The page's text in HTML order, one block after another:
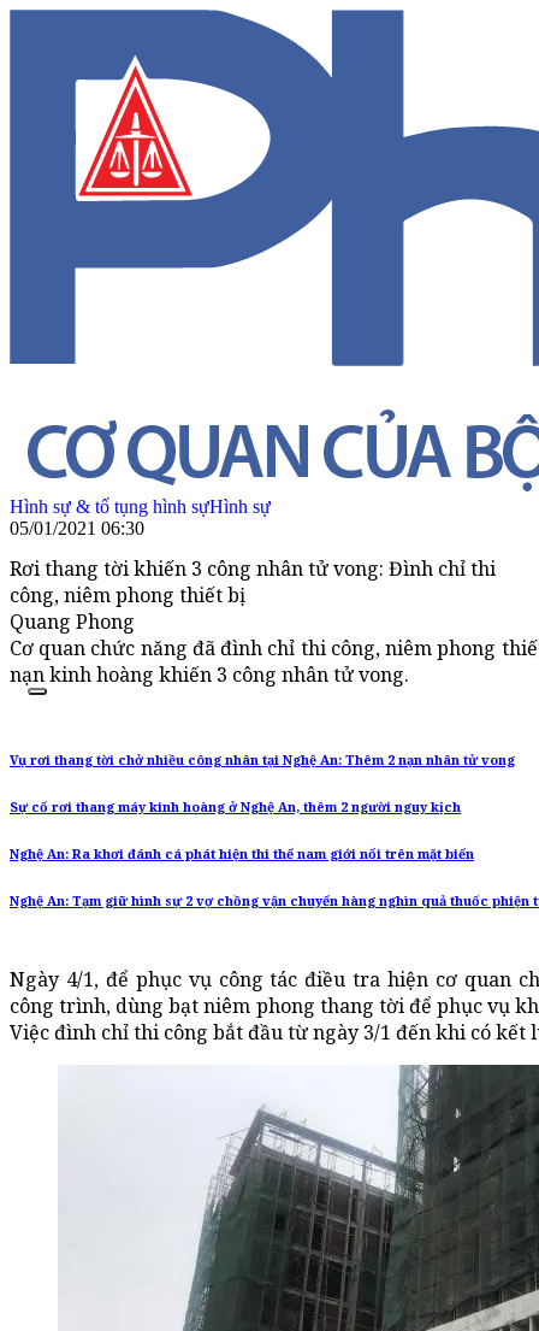
Hình sự & tố tụng hình sựHình sự
05/01/2021 06:30
Rơi thang tời khiến 3 công nhân tử vong: Đình chỉ thi
công, niêm phong thiết bị
Quang Phong
Cơ quan chức năng đã đình chỉ thi công, niêm phong
nạn kinh hoàng khiến 3 công nhân tử vong.
Vụ rơi thang tời chở nhiều công nhân tại Nghệ An: Thêm 2 nạn nhân tử vong
Sự cố rơi thang máy kinh hoàng ở Nghệ An, thêm 2 người nguy kịch
Nghệ An: Ra khơi đánh cá phát hiện thi thể nam giới nổi trên mặt biển
Nghệ An: Tạm giữ hình sự 2 vợ chồng vận chuyển hàng nghìn quả thuốc phiện
Ngày 4/1, để phục vụ công tác điều tra hiện cơ quan
công trình, dùng bạt niêm phong thang tời để phục vụ
Việc đình chỉ thi công bắt đầu từ ngày 3/1 đến khi có kết